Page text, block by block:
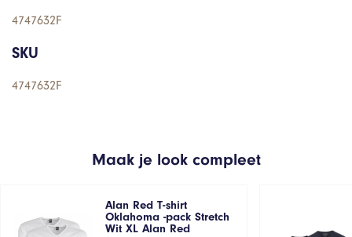
4747632F
SKU
4747632F
Maak je look compleet
Alan Red T-shirt
Oklahoma -pack Stretch
Wit XL Alan Red